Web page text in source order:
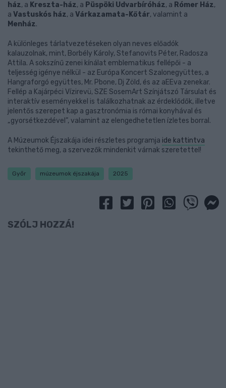
ház, a Kreszta-ház, a Püspöki Udvarbíróház, a Rómer Ház,
a Vastuskós ház, a Várkazamata-Kőtár, valamint a
Menház.
A különleges tárlatvezetéseken olyan neves előadók
kalauzolnak, mint, Borbély Károly, Stefanovits Péter, Radosza
Attila. A sokszínű zenei kínálat emblematikus fellépői - a
teljesség igénye nélkül - az Európa Koncert Szalonegyüttes, a
Hangraforgó együttes, Mr. Pbone, Dj Zöld, és az aEEva zenekar.
Fellép a Kajárpéci Vízirevü,SZE SosemArt Színjátszó Társulat és
interaktív eseményekkel is találkozhatnak az érdeklődők, illetve
jelentős szerepet kap a gasztronómia is római konyhával és
„gyorsétkezdével”, valamint az elengedhetetlen ízletes borral.
A Múzeumok Éjszakája idei részletes programja ide kattintva
tekinthető meg, a szervezők mindenkit várnak szeretettel!
Győr múzeumok éjszakája 2025
SZÓLJ HOZZÁ!